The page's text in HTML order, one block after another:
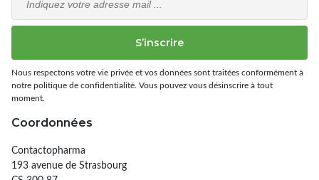
S’inscrire
Nous respectons votre vie privée et vos données sont traitées conformément à
notre politique de confidentialité. Vous pouvez vous désinscrire à tout
moment.
Coordonnées
Contactopharma
193 avenue de Strasbourg